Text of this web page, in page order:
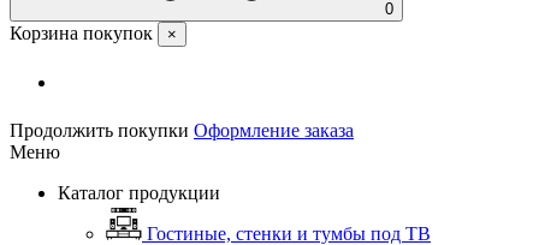
0
Корзина покупок ×
Продолжить покупки Оформление заказа
Меню
Каталог продукции
Гостиные, стенки и тумбы под ТВ